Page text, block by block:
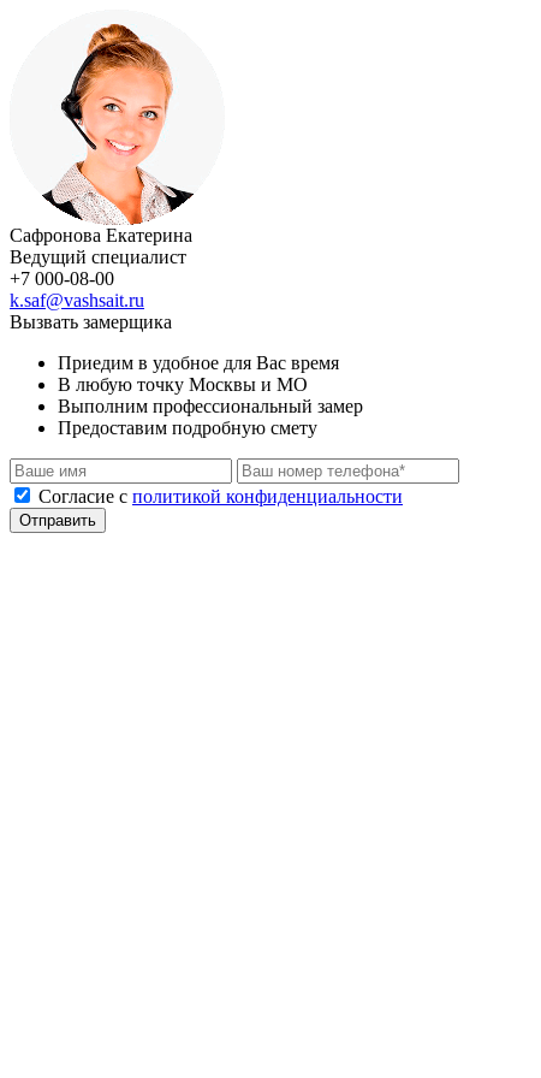
Сафронова Екатерина
Ведущий специалист
+7 000-08-00
k.saf@vashsait.ru
Вызвать замерщика
Приедим в удобное для Вас время
В любую точку Москвы и МО
Выполним профессиональный замер
Предоставим подробную смету
Cогласие с политикой конфиденциальности
Отправить